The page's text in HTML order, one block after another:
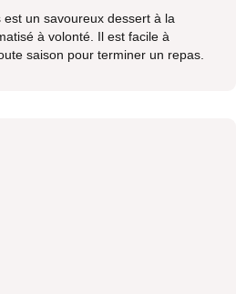
un savoureux dessert à la
à volonté. Il est facile à
saison pour terminer un repas.